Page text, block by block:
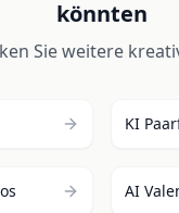
könnten
Sie weitere
KI